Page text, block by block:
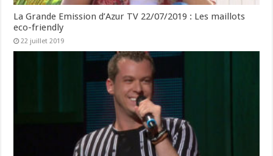
La Grande Emission d’Azur TV 22/07/2019 : Les maillots
eco-friendly
22 juillet 2019